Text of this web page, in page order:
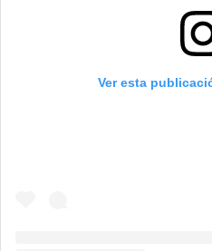
Ver esta